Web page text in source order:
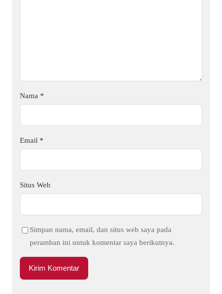
Nama *
Email *
Situs Web
Simpan nama, email, dan situs web saya pada
peramban ini untuk komentar saya berikutnya.